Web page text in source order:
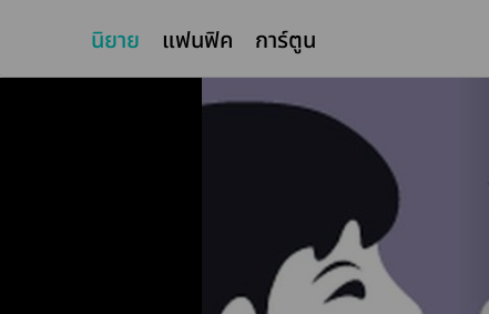
นิยาย แฟนฟิค การ์ตูน